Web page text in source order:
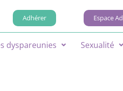
Adhérer Espace
dyspareunies Sexualité